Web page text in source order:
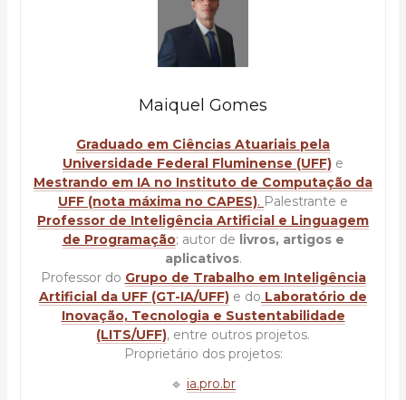
Maiquel Gomes
Graduado em Ciências Atuariais pela
Universidade Federal Fluminense (UFF) e
Mestrando em IA no Instituto de Computação da
UFF (nota máxima no CAPES). Palestrante e
Professor de Inteligência Artificial e Linguagem
de Programação; autor de livros, artigos e
aplicativos.
Professor do Grupo de Trabalho em Inteligência
Artificial da UFF (GT-IA/UFF) e do Laboratório de
Inovação, Tecnologia e Sustentabilidade
(LITS/UFF), entre outros projetos.
Proprietário dos projetos:
🔹 ia.pro.br